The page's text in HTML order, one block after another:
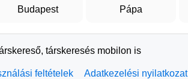
Budapest
Pápa
társkeresés mobilon is
feltételek Adatkezelési nyilatkozat